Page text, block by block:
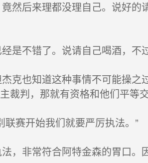
然后来理都没理自己。说好的
不错了。说请自己喝酒，不
克也知道这种事情不可能操之
判，那就有资格和他们平等交
赛开始我们就要严厉执法。”
，非常符合阿特金森的胃口。